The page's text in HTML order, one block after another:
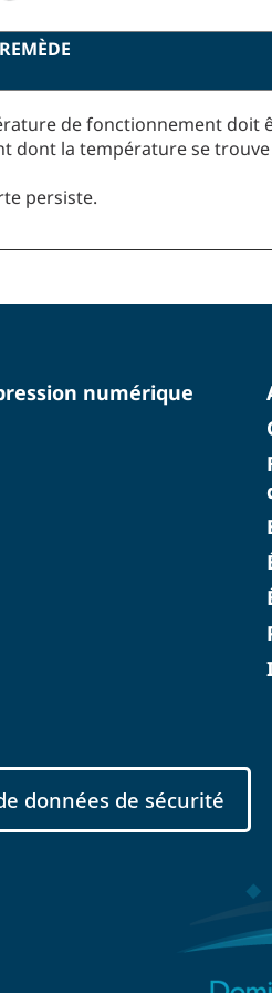
REMÈDE
de fonctionnement doit
dont la température se
persiste.
numérique
données de sécurité